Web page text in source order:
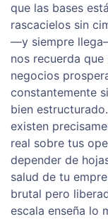
que las bases
rascacielos sin
—y siempre
nos recuerda
negocios
constantemente
bien
existen
real sobre tus
depender de
salud de tu
brutal pero
escala enseña lo